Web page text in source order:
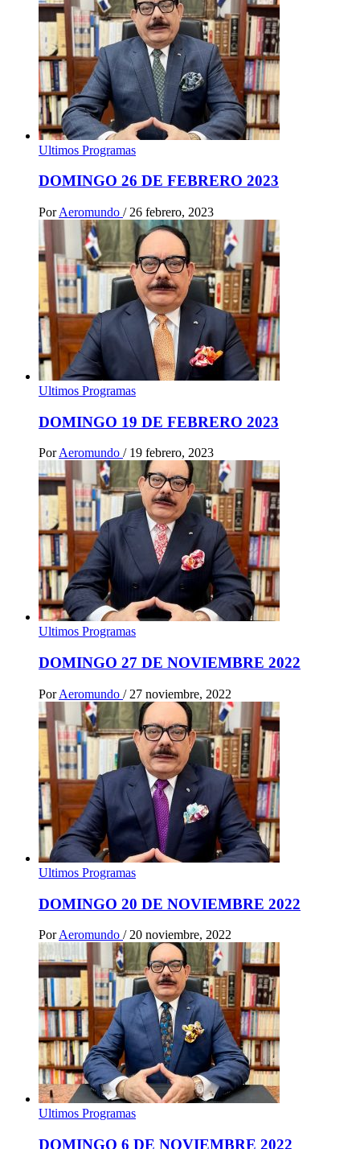
Ultimos Programas
DOMINGO 26 DE FEBRERO 2023
Por Aeromundo / 26 febrero, 2023
Ultimos Programas
DOMINGO 19 DE FEBRERO 2023
PorAeromundo / 19 febrero, 2023
Ultimos Programas
DOMINGO 27 DE NOVIEMBRE 2022
Por Aeromundo / 27 noviembre, 2022
Ultimos Programas
DOMINGO 20 DE NOVIEMBRE 2022
Por Aeromundo / 20 noviembre, 2022
Ultimos Programas
DOMINGO 6 DE NOVIEMBRE 2022